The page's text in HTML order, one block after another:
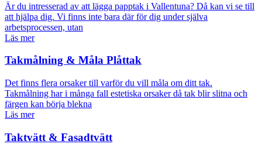
Är du intresserad av att lägga papptak i Vallentuna? Då kan vi se till
att hjälpa dig. Vi finns inte bara där för dig under själva
arbetsprocessen, utan
Läs mer
Takmålning & Måla Plåttak
Det finns flera orsaker till varför du vill måla om ditt tak.
Takmålning har i många fall estetiska orsaker då tak blir slitna och
färgen kan börja blekna
Läs mer
Taktvätt & Fasadtvätt